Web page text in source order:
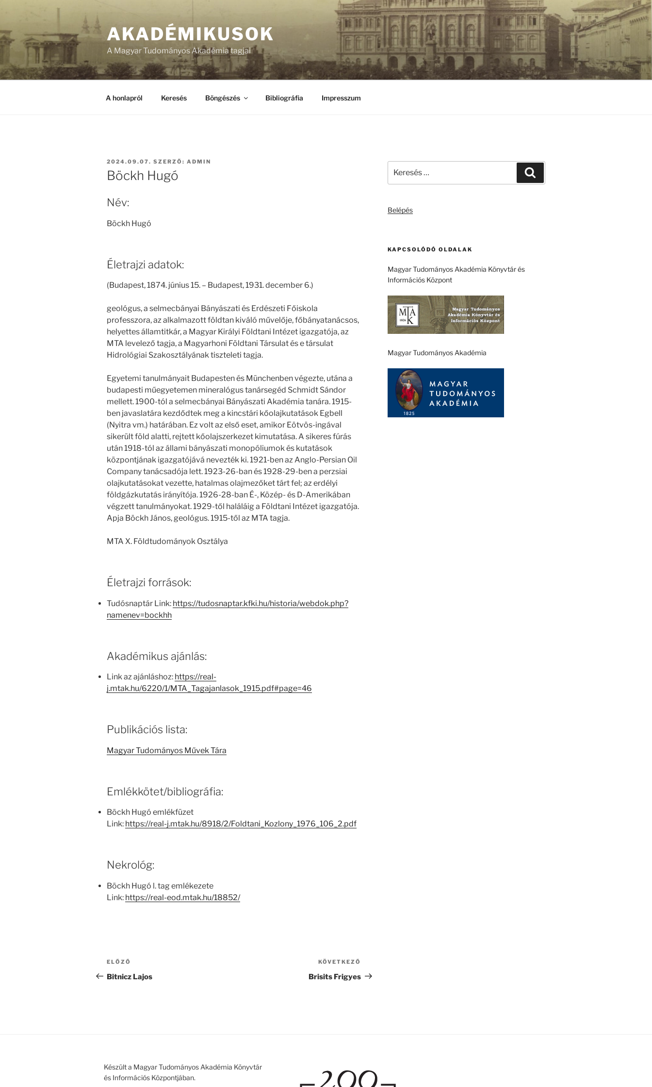
AKADÉMIKUSOK
A Magyar Tudományos Akadémia tagjai
A honlapról Keresés Böngészés Bibliográfia Impresszum
BEKÜLDVE:
2024.09.07. SZERZŐ: ADMIN
Böckh Hugó
Név:
Böckh Hugó
Életrajzi adatok:
(Budapest, 1874. június 15. – Budapest, 1931. december 6.)
geológus, a selmecbányai Bányászati és Erdészeti Főiskola
professzora, az alkalmazott földtan kiváló művelője, főbányatanácsos,
helyettes államtitkár, a Magyar Királyi Földtani Intézet igazgatója, az
MTA levelező tagja, a Magyarhoni Földtani Társulat és e társulat
Hidrológiai Szakosztályának tiszteleti tagja.
Egyetemi tanulmányait Budapesten és Münchenben végezte, utána a
budapesti műegyetemen mineralógus tanársegéd Schmidt Sándor
mellett. 1900-tól a selmecbányai Bányászati Akadémia tanára. 1915-
ben javaslatára kezdődtek meg a kincstári kőolajkutatások Egbell
(Nyitra vm.) határában. Ez volt az első eset, amikor Eötvös-ingával
sikerült föld alatti, rejtett kőolajszerkezet kimutatása. A sikeres fúrás
után 1918-tól az állami bányászati monopóliumok és kutatások
központjának igazgatójává nevezték ki. 1921-ben az Anglo-Persian Oil
Company tanácsadója lett. 1923-26-ban és 1928-29-ben a perzsiai
olajkutatásokat vezette, hatalmas olajmezőket tárt fel; az erdélyi
földgázkutatás irányítója. 1926-28-ban É-, Közép- és D-Amerikában
végzett tanulmányokat. 1929-től haláláig a Földtani Intézet igazgatója.
Apja Böckh János, geológus. 1915-től az MTA tagja.
MTA X. Földtudományok Osztálya
Életrajzi források:
Tudósnaptár Link: https://tudosnaptar.kfki.hu/historia/webdok.php?
namenev=bockhh
Akadémikus ajánlás:
Link az ajánláshoz: https://real-
j.mtak.hu/6220/1/MTA_Tagajanlasok_1915.pdf#page=46
Publikációs lista:
Magyar Tudományos Művek Tára
Emlékkötet/bibliográfia:
Böckh Hugó emlékfüzet
Link: https://real-j.mtak.hu/8918/2/Foldtani_Kozlony_1976_106_2.pdf
Nekrológ:
Böckh Hugó l. tag emlékezete
Link: https://real-eod.mtak.hu/18852/
Bejegyzés
navigáció
Korábbi
bejegyzés
ELŐZŐ
Bitnicz Lajos
bejegyzés
KÖVETKEZŐ
Brisits Frigyes
következő
Belépés
KAPCSOLÓDÓ OLDALAK
Magyar Tudományos Akadémia Könyvtár és
Információs Központ
Magyar Tudományos Akadémia
Készült a Magyar Tudományos Akadémia Könyvtár
és Információs Központjában.